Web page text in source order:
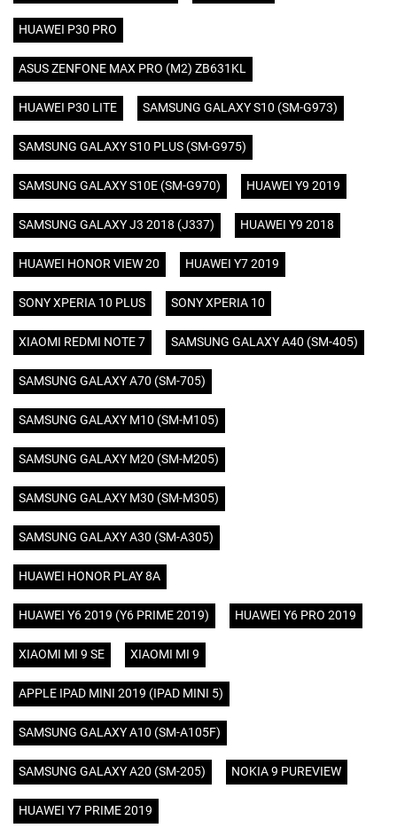
HUAWEI P30 PRO
ASUS ZENFONE MAX PRO (M2) ZB631KL
HUAWEI P30 LITE SAMSUNG GALAXY S10 (SM-G973)
SAMSUNG GALAXY S10 PLUS (SM-G975)
SAMSUNG GALAXY S10E (SM-G970) HUAWEI Y9 2019
SAMSUNG GALAXY J3 2018 (J337) HUAWEI Y9 2018
HUAWEI HONOR VIEW 20 HUAWEI Y7 2019
SONY XPERIA 10 PLUS SONY XPERIA 10
XIAOMI REDMI NOTE 7 SAMSUNG GALAXY A40 (SM-405)
SAMSUNG GALAXY A70 (SM-705)
SAMSUNG GALAXY M10 (SM-M105)
SAMSUNG GALAXY M20 (SM-M205)
SAMSUNG GALAXY M30 (SM-M305)
SAMSUNG GALAXY A30 (SM-A305)
HUAWEI HONOR PLAY 8A
HUAWEI Y6 2019 (Y6 PRIME 2019) HUAWEI Y6 PRO 2019
XIAOMI MI 9 SE XIAOMI MI 9
APPLE IPAD MINI 2019 (IPAD MINI 5)
SAMSUNG GALAXY A10 (SM-A105F)
SAMSUNG GALAXY A20 (SM-205) NOKIA 9 PUREVIEW
HUAWEI Y7 PRIME 2019